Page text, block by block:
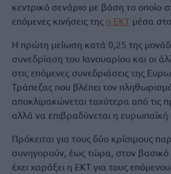
κεντρικό σενάριο με βάση το οποίο
επόμενες κινήσεις της η ΕΚΤ μέσα
Η πρώτη μείωση κατά 0,25 της
συνεδρίαση του Ιανουαρίου και οι
στις επόμενες συνεδριάσεις της
Τράπεζας που βλέπει τον
αποκλιμακώνεται ταχύτερα από τις
αλλά να επιβραδύνεται η ευρωπαϊκή
Πρόκειται για τους δύο κρίσιμους
συνηγορούν, έως τώρα, στον βασικό
έχει χαράξει η ΕΚΤ για τους